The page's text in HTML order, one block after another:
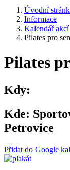
Úvodní
Informace
Kalendář akcí
Pilates pro
Pilates
Kdy:
Kde:
Petrovice
Přidat do Google